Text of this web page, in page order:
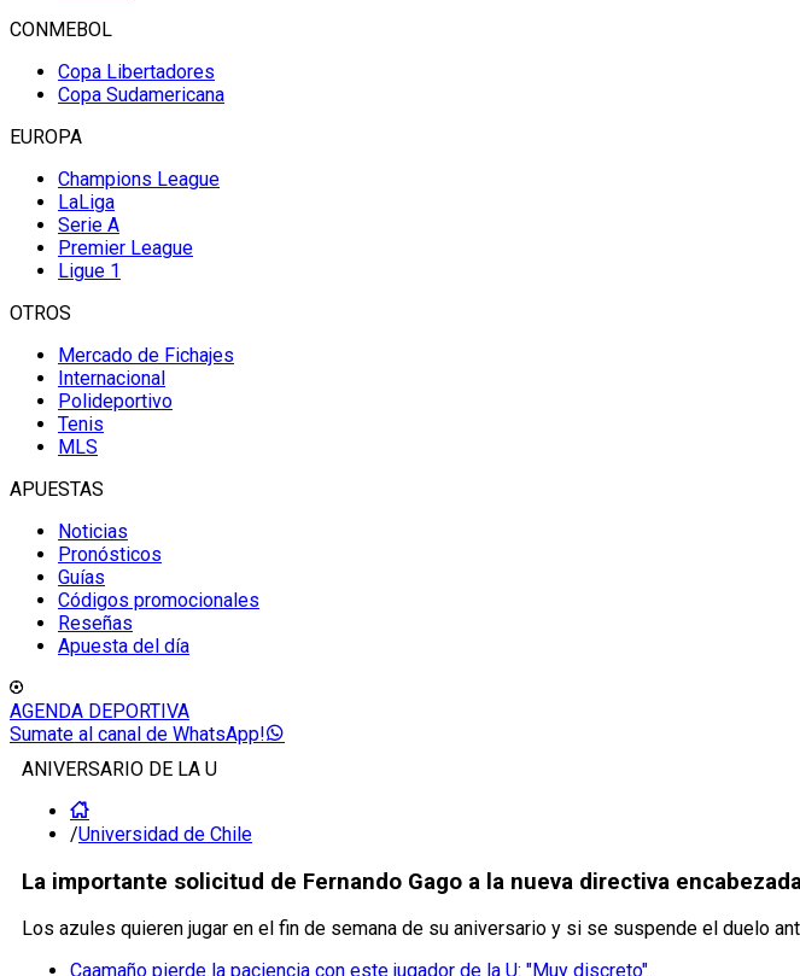
CONMEBOL
Copa Libertadores
Copa Sudamericana
EUROPA
Champions League
LaLiga
Serie A
Premier League
Ligue 1
OTROS
Mercado de Fichajes
Internacional
Polideportivo
Tenis
MLS
APUESTAS
Noticias
Pronósticos
Guías
Códigos promocionales
Reseñas
Apuesta del día
AGENDA DEPORTIVA
Sumate al canal de WhatsApp!
ANIVERSARIO DE LA U
/Universidad de Chile
La importante solicitud de Fernando Gago a la nueva directiva
Los azules quieren jugar en el fin de semana de su aniversario y si se suspende el duelo
Caamaño pierde la paciencia con este jugador de la U: "Muy discreto"